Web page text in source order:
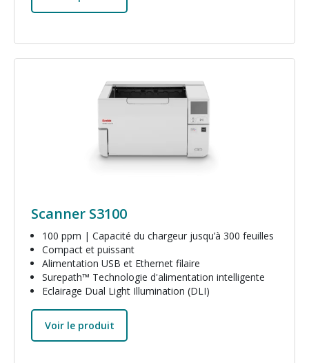
Image
Scanner S3100
100 ppm | Capacité du chargeur jusqu’à 300 feuilles
Compact et puissant
Alimentation USB et Ethernet filaire
Surepath™ Technologie d'alimentation intelligente
Eclairage Dual Light Illumination (DLI)
Voir le produit